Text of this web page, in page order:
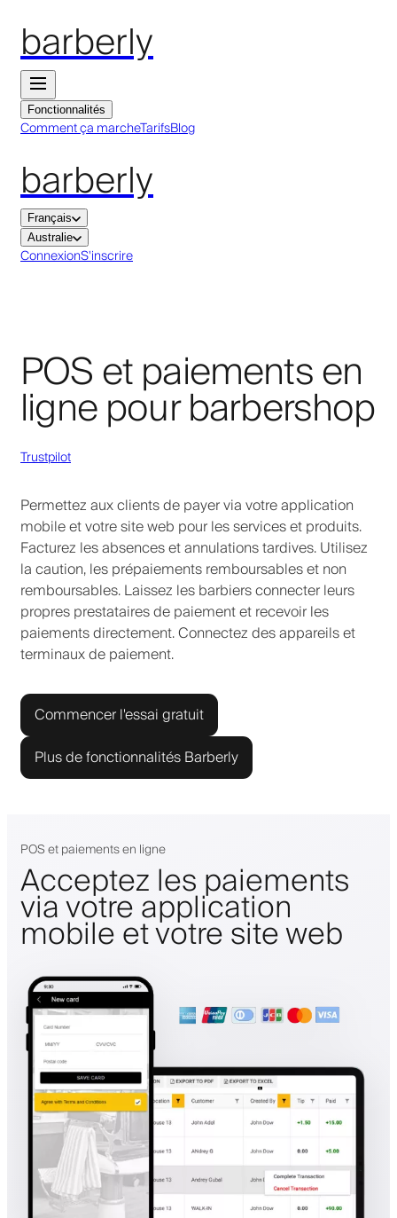
barberly
Fonctionnalités
Comment ça marcheTarifsBlog
barberly
Français
Australie
ConnexionS'inscrire
POS et paiements en
ligne pour barbershop
Trustpilot
Permettez aux clients de payer via votre application
mobile et votre site web pour les services et produits.
Facturez les absences et annulations tardives. Utilisez
la caution, les prépaiements remboursables et non
remboursables. Laissez les barbiers connecter leurs
propres prestataires de paiement et recevoir les
paiements directement. Connectez des appareils et
terminaux de paiement.
Commencer l'essai gratuit
Plus de fonctionnalités Barberly
POS et paiements en ligne
Acceptez les paiements
via votre application
mobile et votre site web